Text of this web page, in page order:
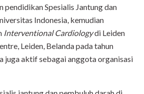
pendidikan Spesialis Jantung dan
Indonesia, kemudian
Interventional Cardiologydi Leiden
Leiden, Belanda pada tahun
juga aktif sebagai anggota organisasi